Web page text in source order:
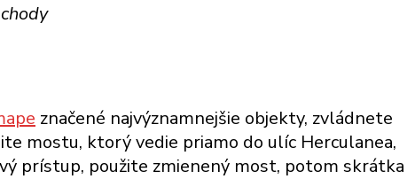
značené najvýznamnejšie objekty, zvládnete
mostu, ktorý vedie priamo do ulíc Herculanea,
prístup, použite zmienený most, potom skrátka